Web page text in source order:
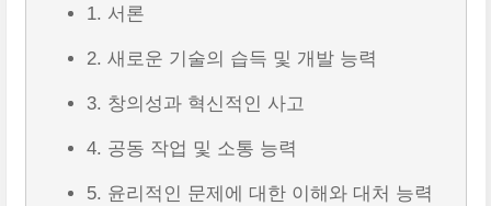
1. 서론
2. 새로운 기술의 습득 및 개발 능력
3. 창의성과 혁신적인 사고
4. 공동 작업 및 소통 능력
5. 윤리적인 문제에 대한 이해와 대처 능력